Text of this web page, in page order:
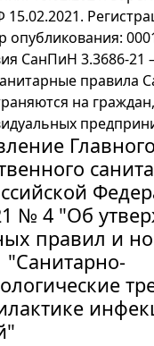
опубликования:
СанПиН 3.3686-21
правила
на
Главного
№ 4 "Об
правил и
"Санитарно-